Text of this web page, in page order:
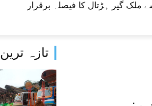
گیر ہڑتال کا فیصلہ برقرار
تازہ ترین